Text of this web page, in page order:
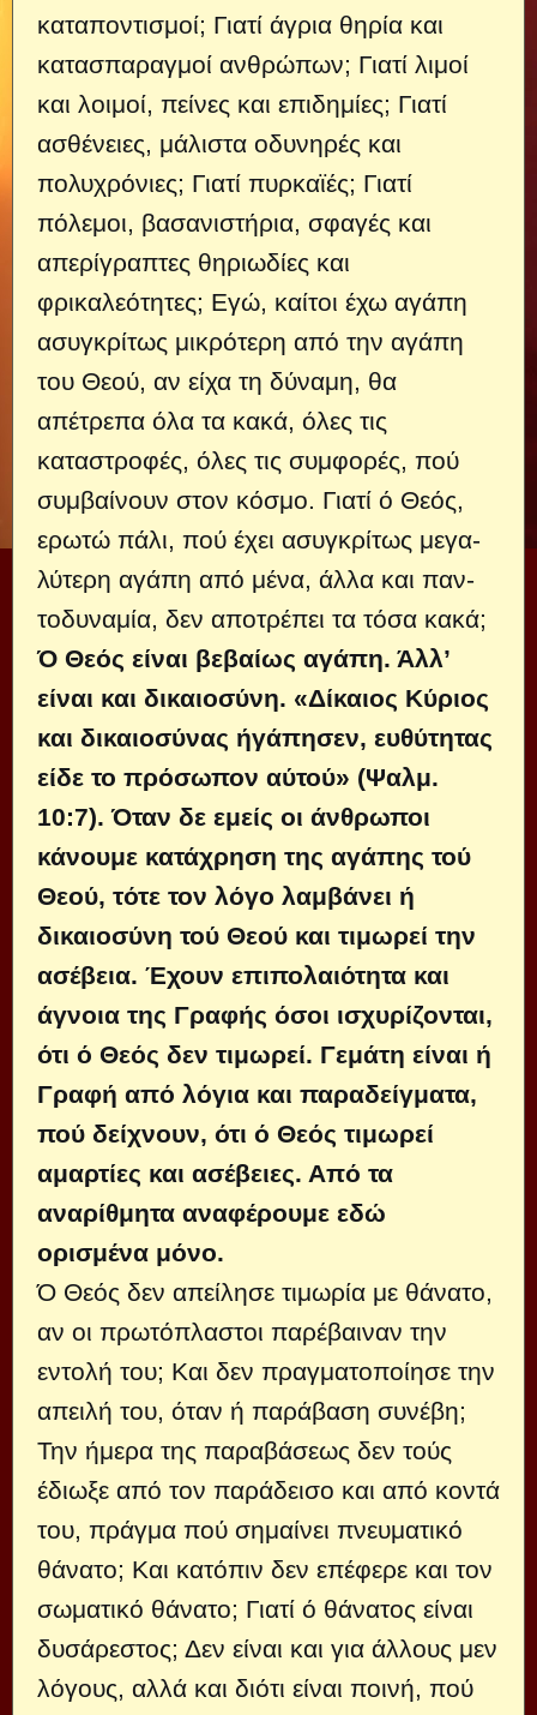
καταποντισμοί; Γιατί άγρια θηρία και
κατασπαραγμοί ανθρώπων; Γιατί λιμοί
και λοιμοί, πείνες και επιδημίες; Γιατί
ασθέ­νειες, μάλιστα οδυνηρές και
πολυχρό­νιες; Γιατί πυρκαϊές; Γιατί
πόλεμοι, βα­σανιστήρια, σφαγές και
απερίγραπτες θηριωδίες και
φρικαλεότητες; Εγώ, καί­τοι έχω αγάπη
ασυγκρίτως μικρότερη από την αγάπη
του Θεού, αν είχα τη δύναμη, θα
απέτρεπα όλα τα κακά, όλες τις
καταστροφές, όλες τις συμφορές, πού
συμβαίνουν στον κόσμο. Γιατί ό Θεός,
ερωτώ πάλι, πού έχει ασυγκρίτως μεγα­
λύτερη αγάπη από μένα, άλλα και παν­
τοδυναμία, δεν αποτρέπει τα τόσα κακά;
Ό Θεός είναι βεβαίως αγάπη. Άλλ’
είναι και δικαιοσύνη. «Δίκαιος Κύριος
και δικαιοσύνας ήγάπησεν, ευθύτητας
είδε το πρόσωπον αύτού» (Ψαλμ.
10:7). Όταν δε εμείς οι άνθρωποι
κάνουμε κατάχρηση της αγάπης τού
Θεού, τότε τον λόγο λαμβάνει ή
δικαιοσύνη τού Θεού και τιμωρεί την
ασέβεια. Έχουν επιπο­λαιότητα και
άγνοια της Γραφής όσοι ισχυρίζονται,
ότι ό Θεός δεν τιμωρεί. Γεμάτη είναι ή
Γραφή από λόγια και πα­ραδείγματα,
πού δείχνουν, ότι ό Θεός τιμωρεί
αμαρτίες και ασέβειες. Από τα
αναρίθμητα αναφέρουμε εδώ
ορισμένα μόνο.
Ό Θεός δεν απείλησε τιμωρία με θά­νατο,
αν οι πρωτόπλαστοι παρέβαιναν την
εντολή του; Και δεν πραγματοποίη­σε την
απειλή του, όταν ή παράβαση συνέβη;
Την ήμερα της παραβάσεως δεν τούς
έδιωξε από τον παράδεισο και από κοντά
του, πράγμα πού σημαίνει πνευματικό
θάνατο; Και κατόπιν δεν επέφερε και τον
σωματικό θάνατο; Γιατί ό θάνατος είναι
δυσάρεστος; Δεν είναι και για άλλους μεν
λόγους, αλλά και διό­τι είναι ποινή, πού